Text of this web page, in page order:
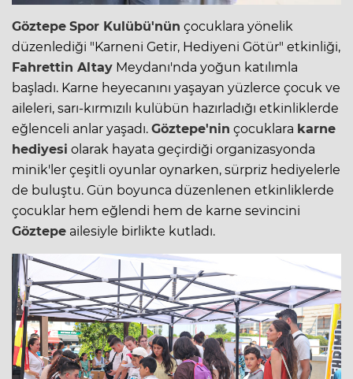
Göztepe Spor Kulübü'nün çocuklara yönelik
düzenlediği "Karneni Getir, Hediyeni Götür" etkinliği,
Fahrettin Altay Meydanı'nda yoğun katılımla
başladı. Karne heyecanını yaşayan yüzlerce çocuk ve
aileleri, sarı-kırmızılı kulübün hazırladığı etkinliklerde
eğlenceli anlar yaşadı. Göztepe'nin çocuklara karne
hediyesi olarak hayata geçirdiği organizasyonda
minik'ler çeşitli oyunlar oynarken, sürpriz hediyelerle
de buluştu. Gün boyunca düzenlenen etkinliklerde
çocuklar hem eğlendi hem de karne sevincini
Göztepe ailesiyle birlikte kutladı.